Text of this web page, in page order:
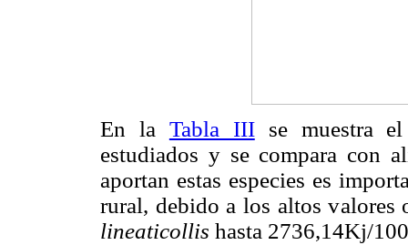
En la Tabla IIIse muestra el
estudiados y se compara con
aportan estas especies es
rural, debido a los altos valores
lineaticollis hasta 2736,14Kj/